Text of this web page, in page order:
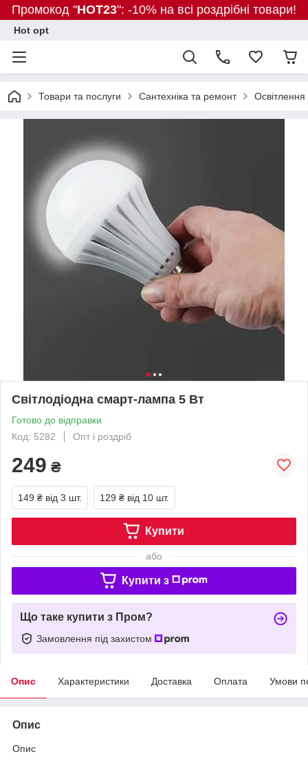
Промокод "HOT23": -10% на всі роздрібні товари!
Hot opt
Товари та послуги Сантехніка та ремонт Освітлення
Світлодіодна смарт-лампа 5 Вт
Готово до відправки
Код: 5282
Опт і роздріб
249 ₴
149 ₴ від 3 шт. 129 ₴ від 10 шт.
Купити
або
Купити з
Що таке купити з Пром?
Замовлення під захистом
Опис Характеристики Доставка Оплата Умови
Опис
Опис